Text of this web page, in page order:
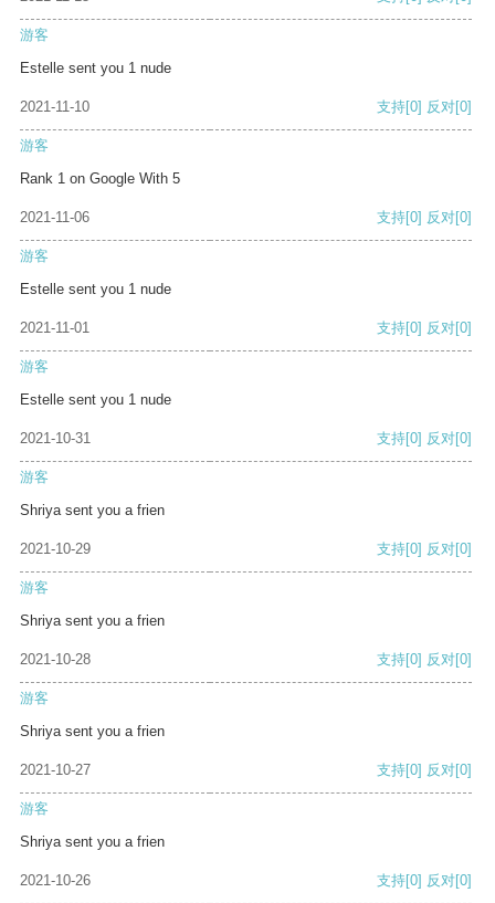
游客
Estelle sent you 1 nude
2021-11-10 支持[0] 反对[0]
游客
Rank 1 on Google With 5
2021-11-06 支持[0] 反对[0]
游客
Estelle sent you 1 nude
2021-11-01 支持[0] 反对[0]
游客
Estelle sent you 1 nude
2021-10-31 支持[0] 反对[0]
游客
Shriya sent you a frien
2021-10-29 支持[0] 反对[0]
游客
Shriya sent you a frien
2021-10-28 支持[0] 反对[0]
游客
Shriya sent you a frien
2021-10-27 支持[0] 反对[0]
游客
Shriya sent you a frien
2021-10-26 支持[0] 反对[0]